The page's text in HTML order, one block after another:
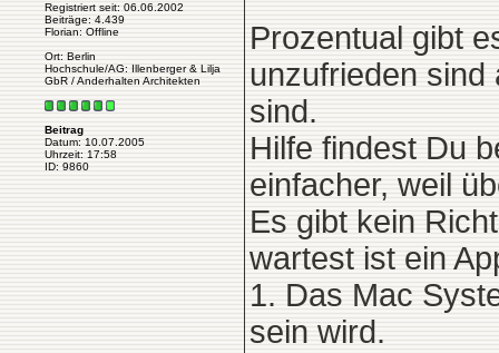
Registriert seit: 06.06.2002
Beiträge: 4.439
Florian: Offline
Ort: Berlin
Hochschule/AG: Illenberger & Lilja
GbR / Anderhalten Architekten
Beitrag
Datum: 10.07.2005
Uhrzeit: 17:58
ID: 9860
Prozentual gibt
unzufrieden sind
sind.
Hilfe findest Du
einfacher, weil
Es gibt kein
wartest ist ein
1. Das Mac
sein wird.